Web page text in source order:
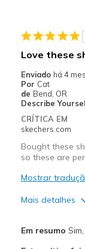
View On Shoes
Love these
Enviado há 4
Por Cat
de Bend, OR
Describe
CRÍTICA EM
skechers.com
Bought these
so these are
Mostrar
Mais detalhes
Em resumo